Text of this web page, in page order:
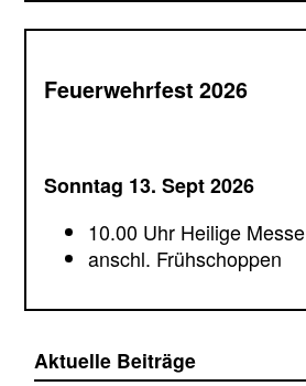
Feuerwehrfest 2026
Sonntag 13. Sept 2026
10.00 Uhr Heilige Messe
anschl. Frühschoppen
Aktuelle Beiträge